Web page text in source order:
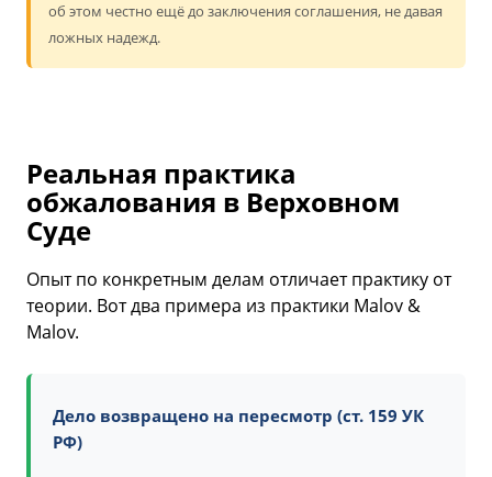
об этом честно ещё до заключения соглашения, не давая
ложных надежд.
Реальная практика
обжалования в Верховном
Суде
Опыт по конкретным делам отличает практику от
теории. Вот два примера из практики Malov &
Malov.
Дело возвращено на пересмотр (ст. 159 УК
РФ)